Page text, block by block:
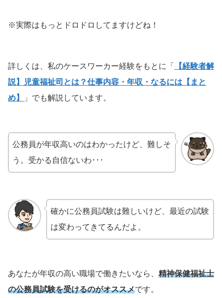
※実際はもっとドロドロしてますけどね！
詳しくは、私のケースワーカー経験をもとに「
【経験者解
説】児童福祉司とは？仕事内容・年収・なるには【まと
め】
」でも解説しています。
公務員が年収高いのはわかったけど、難しそ
う。受かる自信ないわ･･･
確かに公務員試験は難しいけど、最近の試験
は変わってきてるんだよ。
あなたが年収の高い職場で働きたいなら、 精神保健福祉士
の公務員試験を受けるのがオススメです。